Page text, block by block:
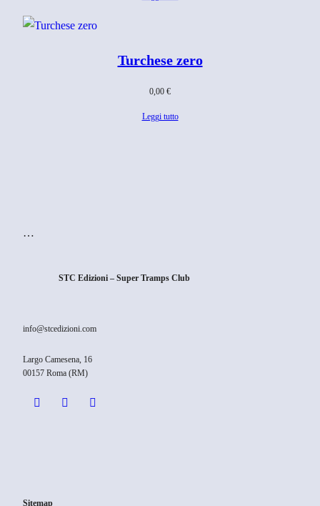
Turchese zero
0,00 €
Leggi tutto
…
STC Edizioni – Super Tramps Club
info@stcedizioni.com
Largo Camesena, 16
00157 Roma (RM)
Sitemap